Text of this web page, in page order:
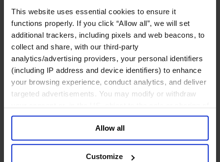
This website uses essential cookies to ensure it
functions properly. If you click “Allow all”, we will set
additional trackers, including pixels and web beacons, to
collect and share, with our third-party
analytics/advertising providers, your personal identifiers
(including IP address and device identifiers) to enhance
your browsing experience, conduct analytics, and deliver
targeted advertisements. You may modify or withdraw
your data for targeted advertising, by clicking “Do Not
Sell or Share My Personal Information” in the footer of
the website. You must opt-out of each device and each
browser. For additional information and retention terms
Allow all
Customize
金融サービス
アセットマネジメント
インフラ事業
ウェルスマネジメント
デジタル資産、暗号資産、Web3
プライベート・エクイティ
リスクマネジメント
保険
投資銀行及びマーケット
金融テクノロジー（フィンテック）
サービス